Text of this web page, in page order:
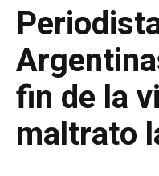
fin de la
maltrato